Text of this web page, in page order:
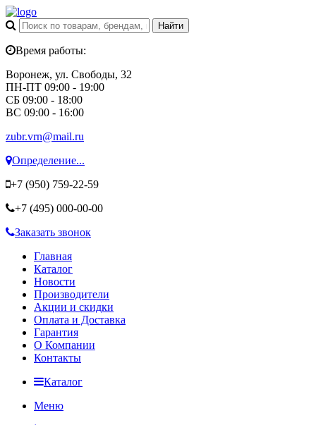
Время работы:
Воронеж, ул. Свободы, 32
ПН-ПТ 09:00 - 19:00
СБ 09:00 - 18:00
ВС 09:00 - 16:00
zubr.vrn@mail.ru
Определение...
+7 (950) 759-22-59
+7 (495) 000-00-00
Заказать звонок
Главная
Каталог
Новости
Производители
Акции и скидки
Оплата и Доставка
Гарантия
О Компании
Контакты
Каталог
Меню